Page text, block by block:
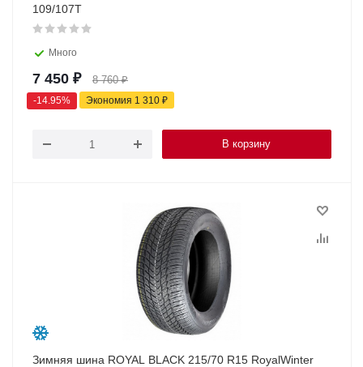
109/107T
Много
7 450 ₽ 8 760₽
-14.95% Экономия 1 310 ₽
В корзину
Зимняя шина ROYAL BLACK 215/70 R15 RoyalWinter